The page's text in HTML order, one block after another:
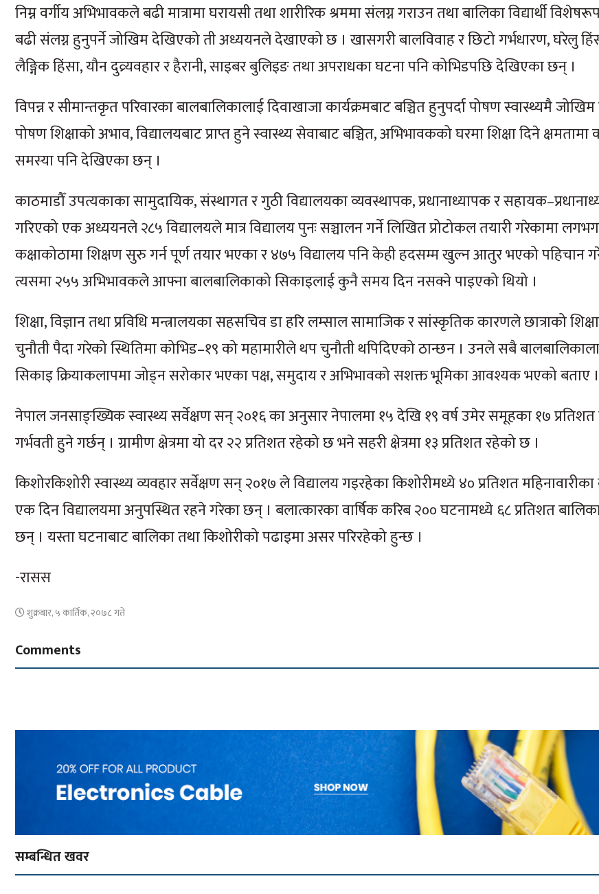
निम्न वर्गीय अभिभावकले बढी मात्रामा घरायसी तथा शारीरिक श्रममा संलग्न गराउन तथा बालिका विद्यार्थी
बढी संलग्न हुनुपर्ने जोखिम देखिएको ती अध्ययनले देखाएको छ । खासगरी बालविवाह र छिटो गर्भधारण, घरेलु
लैङ्गिक हिंसा, यौन दुव्र्यवहार र हैरानी, साइबर बुलिइङ तथा अपराधका घटना पनि कोभिडपछि देखिएका छन् ।
विपन्न र सीमान्तकृत परिवारका बालबालिकालाई दिवाखाजा कार्यक्रमबाट बञ्चित हुनुपर्दा पोषण स्वास्थ्यमै जोखिम
पोषण शिक्षाको अभाव, विद्यालयबाट प्राप्त हुने स्वास्थ्य सेवाबाट बञ्चित, अभिभावकको घरमा शिक्षा दिने
समस्या पनि देखिएका छन् ।
काठमाडौँ उपत्यकाका सामुदायिक, संस्थागत र गुठी विद्यालयका व्यवस्थापक, प्रधानाध्यापक र
गरिएको एक अध्ययनले २८५ विद्यालयले मात्र विद्यालय पुनः सञ्चालन गर्ने लिखित प्रोटोकल तयारी गरेकामा
कक्षाकोठामा शिक्षण सुरु गर्न पूर्ण तयार भएका र ४७५ विद्यालय पनि केही हदसम्म खुल्न आतुर भएको पहिचान
त्यसमा २५५ अभिभावकले आफ्ना बालबालिकाको सिकाइलाई कुनै समय दिन नसक्ने पाइएको थियो ।
शिक्षा, विज्ञान तथा प्रविधि मन्त्रालयका सहसचिव डा हरि लम्साल सामाजिक र सांस्कृतिक कारणले छात्राको
चुनौती पैदा गरेको स्थितिमा कोभिड–१९ को महामारीले थप चुनौती थपिदिएको ठान्छन । उनले सबै
सिकाइ क्रियाकलापमा जोड्न सरोकार भएका पक्ष, समुदाय र अभिभावको सशक्त भूमिका आवश्यक भएको बताए ।
नेपाल जनसाङ्ख्यिक स्वास्थ्य सर्वेक्षण सन् २०१६ का अनुसार नेपालमा १५ देखि १९ वर्ष उमेर समूहका १७ प्रतिशत
गर्भवती हुने गर्छन् । ग्रामीण क्षेत्रमा यो दर २२ प्रतिशत रहेको छ भने सहरी क्षेत्रमा १३ प्रतिशत रहेको छ ।
किशोरकिशोरी स्वास्थ्य व्यवहार सर्वेक्षण सन् २०१७ ले विद्यालय गइरहेका किशोरीमध्ये ४० प्रतिशत
एक दिन विद्यालयमा अनुपस्थित रहने गरेका छन् । बलात्कारका वार्षिक करिब २०० घटनामध्ये ६८ प्रतिशत
छन् । यस्ता घटनाबाट बालिका तथा किशोरीको पढाइमा असर परिरहेको हुन्छ ।
-रासस
शुक्रबार, ५ कार्तिक, २०७८ गते
Comments
सम्बन्धित खवर